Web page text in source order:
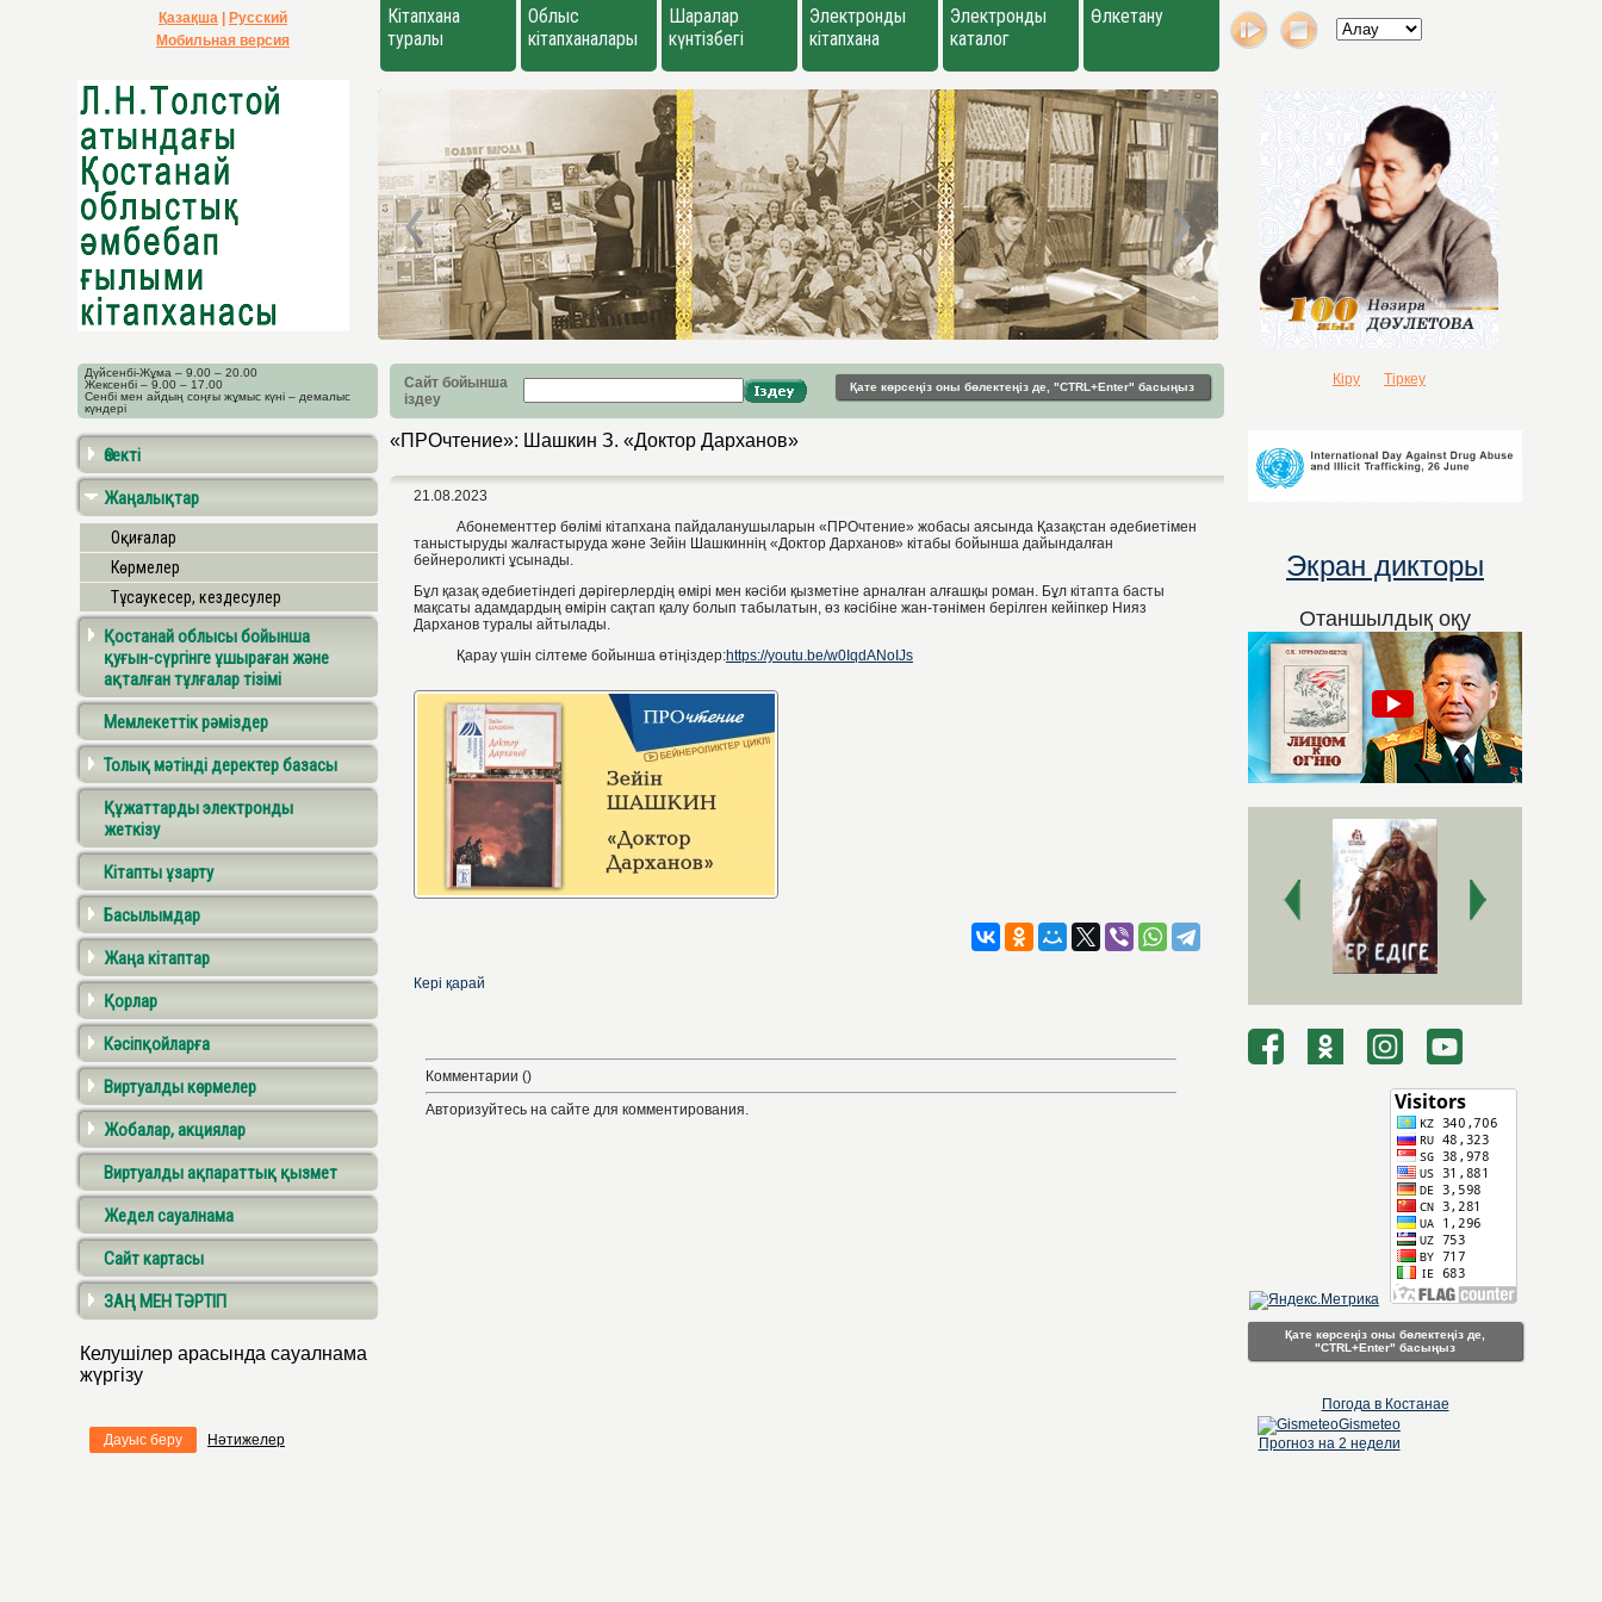
Қазақша
Русский
Мобильная версия
Кітапхана
туралы
Облыс
кітапханалары
Шаралар
күнтізбегі
Электронды
кітапхана
Электронды
каталог
Өлкетану
Дүйсенбі-Жұма – 9.00 – 20.00
Жексенбі – 9.00 – 17.00
Сенбі мен айдың соңғы жұмыс күні – демалыс
күндері
Сайт бойынша
іздеу
Қате көрсеңіз оны бөлектеңіз де, "CTRL+Enter" басыңыз Кіру Тіркеу
Өзекті
Жаңалықтар
Оқиғалар
Көрмелер
Тұсаукесер, кездесулер
Қостанай облысы бойынша
қуғын-сүргінге ұшыраған және
ақталған тұлғалар тізімі
Мемлекеттік рәміздер
Толық мәтінді деректер базасы
Құжаттарды электронды
жеткізу
Кітапты ұзарту
Басылымдар
Жаңа кітаптар
Қорлар
Кәсіпқойларға
Виртуалды көрмелер
Жобалар, акциялар
Виртуалды ақпараттық қызмет
Жедел сауалнама
Сайт картасы
ЗАҢ МЕН ТӘРТІП
Келушілер арасында сауалнама
жүргізу
Дауыс беру Нәтижелер
«ПРОчтение»: Шашкин З. «Доктор Дарханов»
21.08.2023
Абонементтер бөлімі кітапхана пайдаланушыларын «ПРОчтение» жобасы аясында Қазақстан әдебиетімен
таныстыруды жалғастыруда және Зейін Шашкиннің «Доктор Дарханов» кітабы бойынша дайындалған
бейнероликті ұсынады.
Бұл қазақ әдебиетіндегі дәрігерлердің өмірі мен кәсіби қызметіне арналған алғашқы роман. Бұл кітапта басты
мақсаты адамдардың өмірін сақтап қалу болып табылатын, өз кәсібіне жан-тәнімен берілген кейіпкер Нияз
Дарханов туралы айтылады.
Қарау үшін сілтеме бойынша өтіңіздер:https://youtu.be/w0IqdANoIJs
Кері қарай
Комментарии ()
Авторизуйтесь на сайте для комментирования.
Экран дикторы
Отаншылдық оқу
Қате көрсеңіз оны бөлектеңіз де,
"CTRL+Enter" басыңыз
Погода в Костанае
Gismeteo
Прогноз на 2 недели